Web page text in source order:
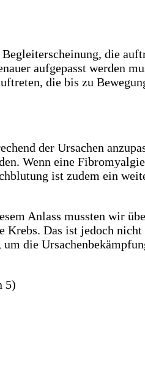
die
aufgepasst werden
die bis zu
der Ursachen
Wenn eine
ist zudem ein
Anlass mussten wir
Das ist jedoch
die
5)